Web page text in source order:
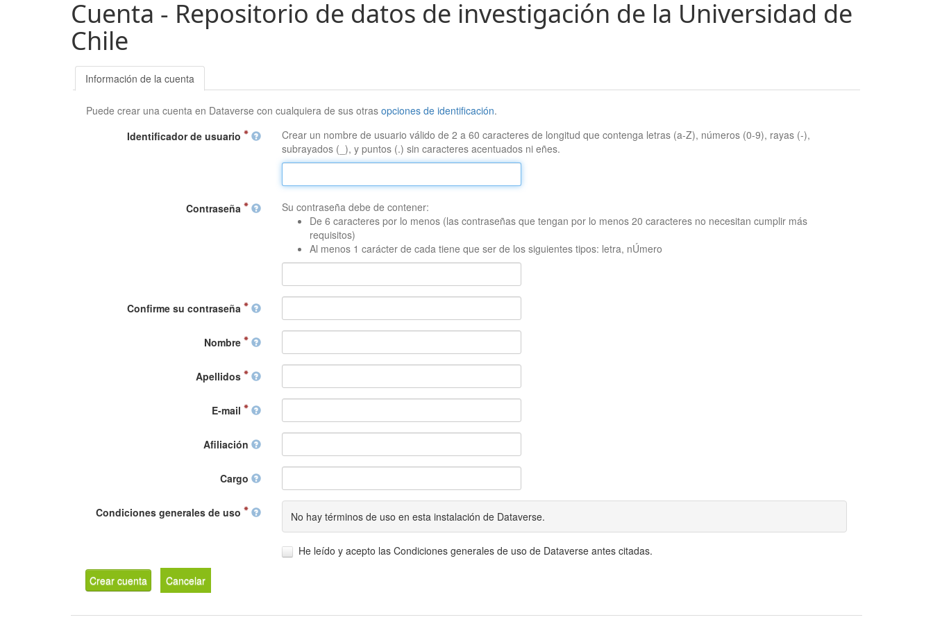
Cuenta - Repositorio de datos de investigación de la Universidad de
Chile
Información de la cuenta
Puede crear una cuenta en Dataverse con cualquiera de sus otrasopciones de identificación.
Identificador de usuario
Crear un nombre de usuario válido de 2 a 60 caracteres de longitud que contenga letras (a-Z), números (0-9), rayas (-),
subrayados (_), y puntos (.) sin caracteres acentuados ni eñes.
Contraseña
Su contraseña debe de contener:
De 6 caracteres por lo menos (las contraseñas que tengan por lo menos 20 caracteres no necesitan cumplir más
requisitos)
Al menos 1 carácter de cada tiene que ser de los siguientes tipos: letra, nÚmero
Confirme su contraseña
Nombre
Apellidos
E-mail
Afiliación
Cargo
Condiciones generales de uso No hay términos de uso en esta instalación de Dataverse.
He leído y acepto las Condiciones generales de uso de Dataverse antes citadas.
Crear cuenta Cancelar